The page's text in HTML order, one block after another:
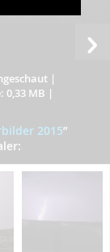
|
0,33 MB |
2015”